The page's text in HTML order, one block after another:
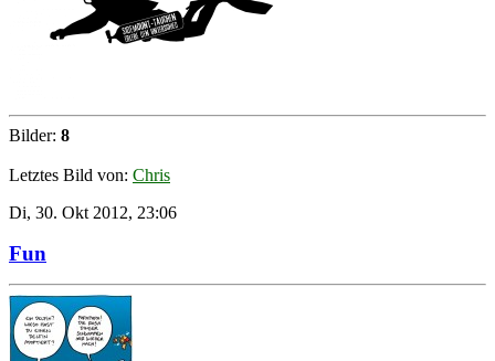
Bilder: 8
Letztes Bild von: Chris
Di, 30. Okt 2012, 23:06
Fun